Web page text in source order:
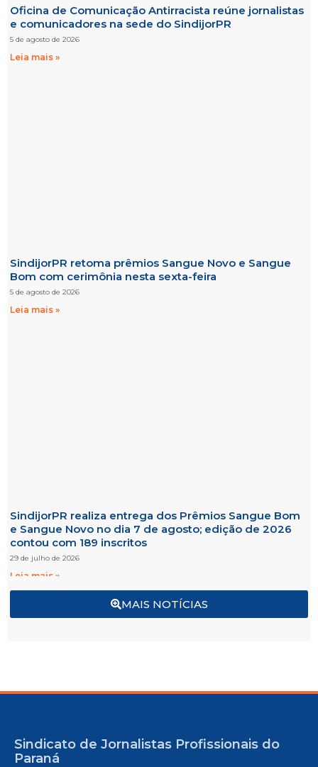
MAIS NOTÍCIAS
Oficina de Comunicação Antirracista reúne jornalistas
e comunicadores na sede do SindijorPR
5 de agosto de 2026
Leia mais »
SindijorPR retoma prêmios Sangue Novo e Sangue
Bom com cerimônia nesta sexta-feira
5 de agosto de 2026
Leia mais »
SindijorPR realiza entrega dos Prêmios Sangue Bom
e Sangue Novo no dia 7 de agosto; edição de 2026
contou com 189 inscritos
29 de julho de 2026
Leia mais »
Sindicato de Jornalistas Profissionais do
Paraná